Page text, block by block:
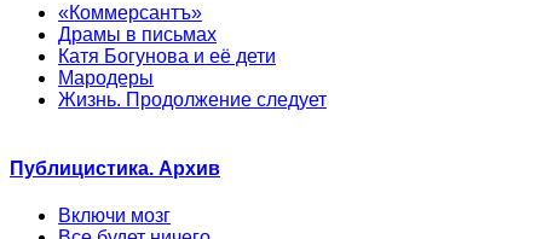
«Коммерсантъ»
Драмы в письмах
Катя Богунова и её дети
Мародеры
Жизнь. Продолжение следует
Публицистика. Архив
Включи мозг